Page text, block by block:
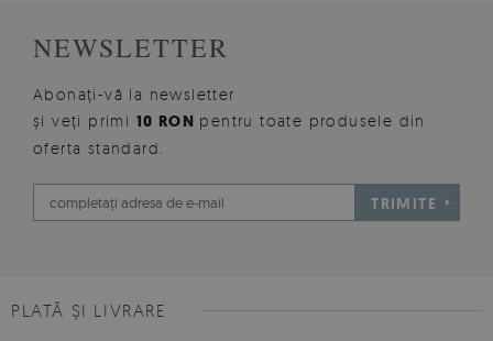
NEWSLETTER
Abonați-vă la newsletter
și veți primi 10 RON pentru toate produsele din
oferta standard.
TRIMITE
PLATĂ ȘI LIVRARE